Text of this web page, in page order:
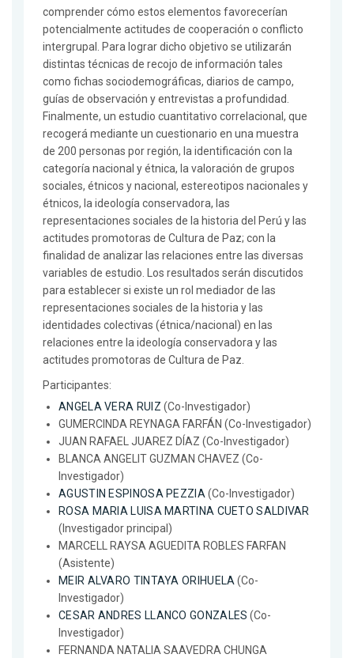
comprender cómo estos elementos favorecerían
potencialmente actitudes de cooperación o conflicto
intergrupal. Para lograr dicho objetivo se utilizarán
distintas técnicas de recojo de información tales
como fichas sociodemográficas, diarios de campo,
guías de observación y entrevistas a profundidad.
Finalmente, un estudio cuantitativo correlacional, que
recogerá mediante un cuestionario en una muestra
de 200 personas por región, la identificación con la
categoría nacional y étnica, la valoración de grupos
sociales, étnicos y nacional, estereotipos nacionales y
étnicos, la ideología conservadora, las
representaciones sociales de la historia del Perú y las
actitudes promotoras de Cultura de Paz; con la
finalidad de analizar las relaciones entre las diversas
variables de estudio. Los resultados serán discutidos
para establecer si existe un rol mediador de las
representaciones sociales de la historia y las
identidades colectivas (étnica/nacional) en las
relaciones entre la ideología conservadora y las
actitudes promotoras de Cultura de Paz.
Participantes:
ANGELA VERA RUIZ (Co-Investigador)
GUMERCINDA REYNAGA FARFÁN (Co-Investigador)
JUAN RAFAEL JUAREZ DÍAZ (Co-Investigador)
BLANCA ANGELIT GUZMAN CHAVEZ (Co-
Investigador)
AGUSTIN ESPINOSA PEZZIA(Co-Investigador)
ROSA MARIA LUISA MARTINA CUETO SALDIVAR
(Investigador principal)
MARCELL RAYSA AGUEDITA ROBLES FARFAN
(Asistente)
MEIR ALVARO TINTAYA ORIHUELA(Co-
Investigador)
CESAR ANDRES LLANCO GONZALES (Co-
Investigador)
FERNANDA NATALIA SAAVEDRA CHUNGA